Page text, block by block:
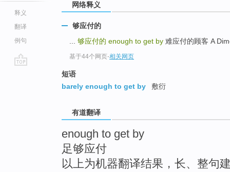
释义
翻译
例句
网络释义
够应付的
够应付的 enough to get by 难应付的顾客 A
基于44个网页-相关网页
短语
barely enough to get by
敷衍
有道翻译
enough to get by
足够应付
以上为机器翻译结果，长、整句